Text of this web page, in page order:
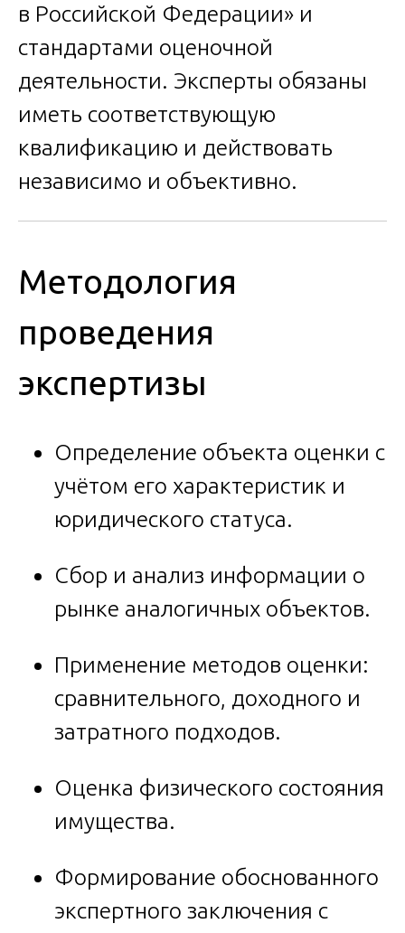
в Российской Федерации» и
стандартами оценочной
деятельности. Эксперты обязаны
иметь соответствующую
квалификацию и действовать
независимо и объективно.
Методология
проведения
экспертизы
Определение объекта оценки с
учётом его характеристик и
юридического статуса.
Сбор и анализ информации о
рынке аналогичных объектов.
Применение методов оценки:
сравнительного, доходного и
затратного подходов.
Оценка физического состояния
имущества.
Формирование обоснованного
экспертного заключения с